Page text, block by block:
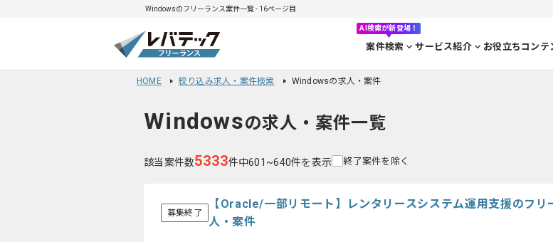
Windowsのフリーランス案件一覧 - 16ページ目
AI検索が新登場！
案件検索 サービス紹介 お役立ちコンテ
HOME 絞り込み求人・案件検索 Windowsの求人・案件
Windowsの求人・案件一覧
該当案件数5333件中601~640件を表示 終了案件を除く
募集終了
【Oracle/一部リモート】レンタリースシステム運用支援のフリ
人・案件